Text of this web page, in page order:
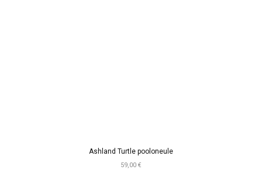
Ashland Turtle pooloneule
59,00 €